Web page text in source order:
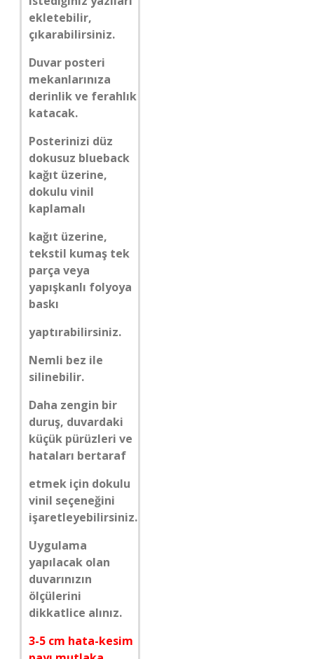
ekletebilir,
çıkarabilirsiniz.
Duvar posteri
mekanlarınıza
derinlik ve ferahlık
katacak.
Posterinizi düz
dokusuz blueback
kağıt üzerine,
dokulu vinil
kaplamalı
kağıt üzerine,
tekstil kumaş tek
parça veya
yapışkanlı folyoya
baskı
yaptırabilirsiniz.
Nemli bez ile
silinebilir.
Daha zengin bir
duruş, duvardaki
küçük pürüzleri ve
hataları bertaraf
etmek için dokulu
vinil seçeneğini
işaretleyebilirsiniz.
Uygulama
yapılacak olan
duvarınızın
ölçülerini
dikkatlice alınız.
3-5 cm hata-kesim